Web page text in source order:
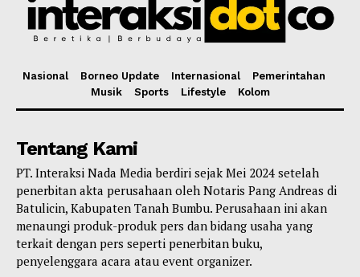
Nasional Borneo Update Internasional
Pemerintahan
Musik
Sports Lifestyle Kolom
Tentang Kami
PT. Interaksi Nada Media berdiri sejak Mei 2024 setelah
penerbitan akta perusahaan oleh Notaris Pang Andreas di
Batulicin, Kabupaten Tanah Bumbu. Perusahaan ini akan
menaungi produk-produk pers dan bidang usaha yang
terkait dengan pers seperti penerbitan buku,
penyelenggara acara atau event organizer.